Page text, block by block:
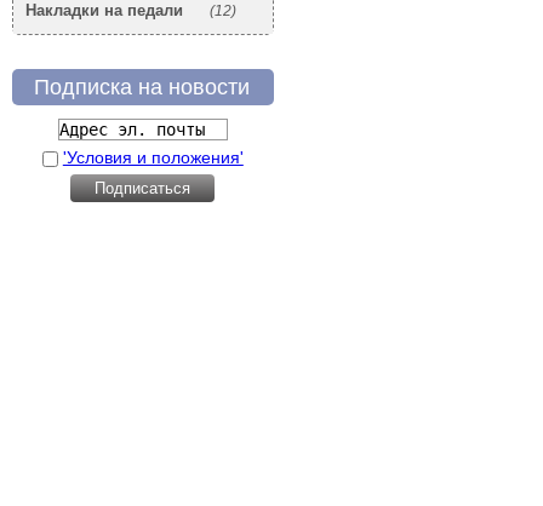
(12)
Накладки на педали
Подписка на новости
'Условия и положения'